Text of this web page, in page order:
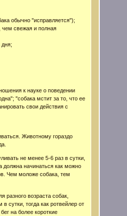
обычно "исправляется");
чем свежая и полная
к науке о поведении
"собака мстит за то, что ее
свои действия с
Животному гораздо
не менее 5-6 раз в сутки,
должна начинаться как можно
Чем моложе собака, тем
разного возраста собак,
сутки, тогда как ротвейлер от
на более короткие